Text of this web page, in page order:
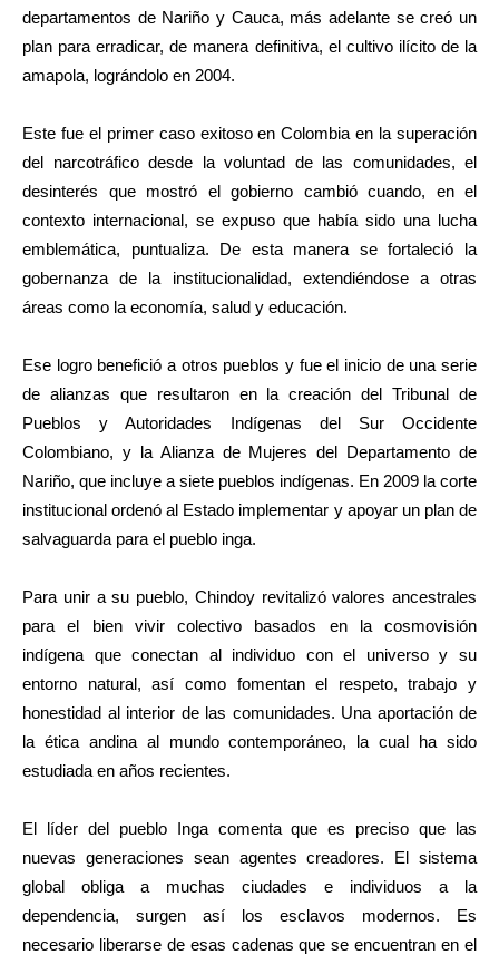
departamentos de Nariño y Cauca, más adelante se creó un
plan para erradicar, de manera definitiva, el cultivo ilícito de la
amapola, lográndolo en 2004.
Este fue el primer caso exitoso en Colombia en la superación
del narcotráfico desde la voluntad de las comunidades, el
desinterés que mostró el gobierno cambió cuando, en el
contexto internacional, se expuso que había sido una lucha
emblemática, puntualiza. De esta manera se fortaleció la
gobernanza de la institucionalidad, extendiéndose a otras
áreas como la economía, salud y educación.
Ese logro benefició a otros pueblos y fue el inicio de una serie
de alianzas que resultaron en la creación del Tribunal de
Pueblos y Autoridades Indígenas del Sur Occidente
Colombiano, y la Alianza de Mujeres del Departamento de
Nariño, que incluye a siete pueblos indígenas. En 2009 la corte
institucional ordenó al Estado implementar y apoyar un plan de
salvaguarda para el pueblo inga.
Para unir a su pueblo, Chindoy revitalizó valores ancestrales
para el bien vivir colectivo basados en la cosmovisión
indígena que conectan al individuo con el universo y su
entorno natural, así como fomentan el respeto, trabajo y
honestidad al interior de las comunidades. Una aportación de
la ética andina al mundo contemporáneo, la cual ha sido
estudiada en años recientes.
El líder del pueblo Inga comenta que es preciso que las
nuevas generaciones sean agentes creadores. El sistema
global obliga a muchas ciudades e individuos a la
dependencia, surgen así los esclavos modernos. Es
necesario liberarse de esas cadenas que se encuentran en el